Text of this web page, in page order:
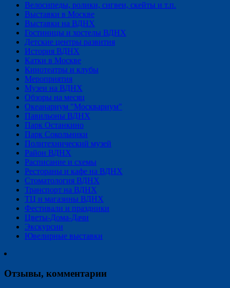
Велосипеды, ролики, сигвеи, скейты и т.п.
Выставки в Москве
Выставки на ВДНХ
Гостиницы и хостелы ВДНХ
Детские центры развития
История ВДНХ
Катки в Москве
Кинотеатры и клубы
Мероприятия
Музеи на ВДНХ
Обзоры на месяц
Океанариум "Москвариум"
Павильоны ВДНХ
Парк Останкино
Парк Сокольники
Политехнический музей
Район ВДНХ
Расписание и схемы
Рестораны и кафе на ВДНХ
Стоматология ВДНХ
Транспорт на ВДНХ
ТЦ и магазины ВДНХ
Фестивали и праздники
Цветы-Дома-Дачи
Экскурсии
Ювелирные выставки
Отзывы, комментарии